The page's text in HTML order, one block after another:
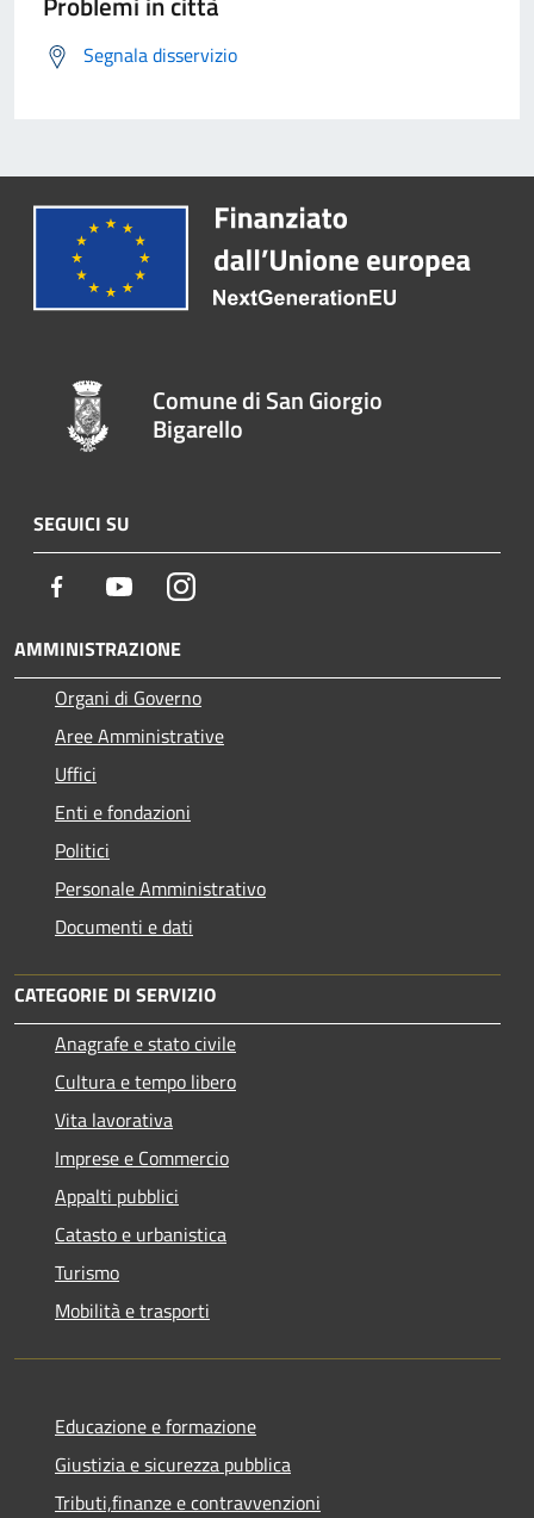
Segnala disservizio
Comune di San Giorgio
Bigarello
SEGUICI SU
Facebook YoutubeInstagram
AMMINISTRAZIONE
Organi di Governo
Aree Amministrative
Uffici
Enti e fondazioni
Politici
Personale Amministrativo
Documenti e dati
CATEGORIE DI SERVIZIO
Anagrafe e stato civile
Cultura e tempo libero
Vita lavorativa
Imprese e Commercio
Appalti pubblici
Catasto e urbanistica
Turismo
Mobilità e trasporti
Educazione e formazione
Giustizia e sicurezza pubblica
Tributi,finanze e contravvenzioni